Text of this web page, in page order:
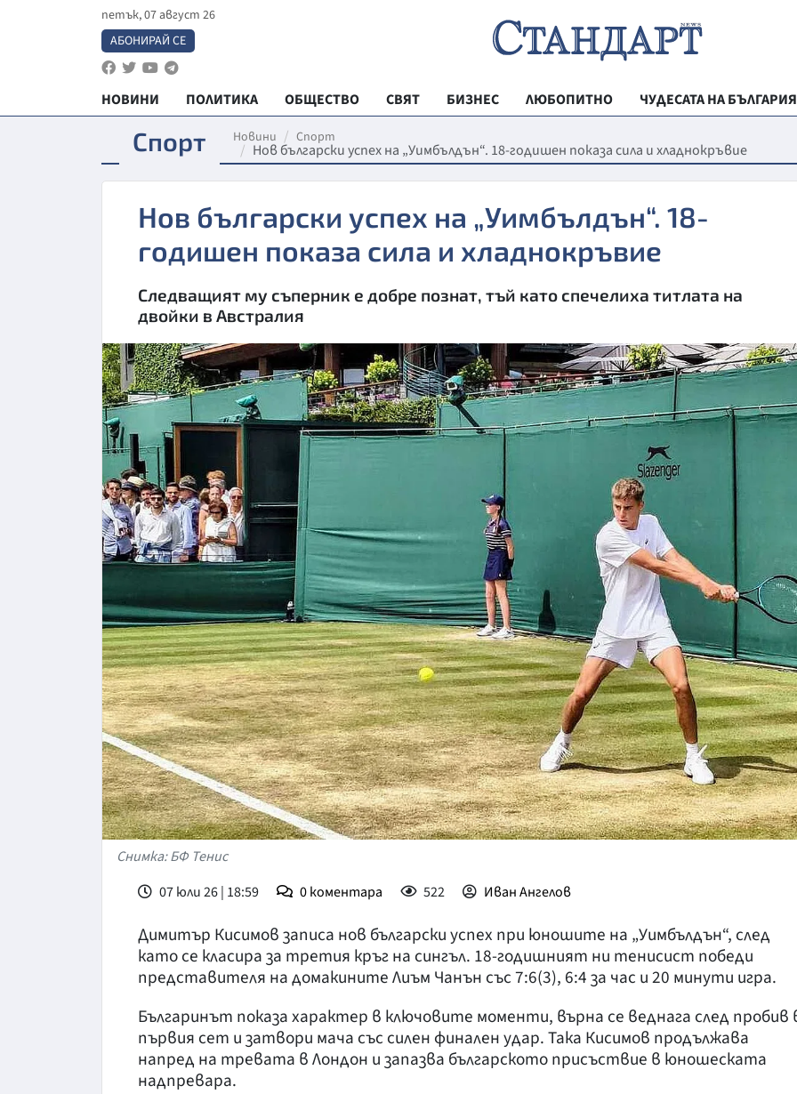
петък, 07 август 26
АБОНИРАЙ СЕ
НОВИНИ ПОЛИТИКА ОБЩЕСТВО СВЯТ БИЗНЕС ЛЮБОПИТНО
ЧУДЕСАТА НА БЪЛГАРИЯ
ВЕСТНИК
МОЯТ ГРАД
ДА!НА
ДА! НА
КУЛТУРА
ПРАВОСЪДИЕ
КРИМИ
ВЯРА
ОБЯВИ
ВОЙНАТА В
ВРЕМЕТО
Спорт Новини Спорт
Нов български успех на „Уимбълдън“. 18-годишен показа сила и хладнокръвие
Нов български успех на „Уимбълдън“. 18-
годишен показа сила и хладнокръвие
Следващият му съперник е добре познат, тъй като спечелиха титлата на
двойки в Австралия
Снимка: БФ Тенис
07 юли 26 | 18:59
0коментара 522 Иван Ангелов
Димитър Кисимов записа нов български успех при юношите на „Уимбълдън“, след
като се класира за третия кръг на сингъл. 18-годишният ни тенисист победи
представителя на домакините Лиъм Чанън със 7:6(3), 6:4 за час и 20 минути игра.
Българинът показа характер в ключовите моменти, върна се веднага след пробив
първия сет и затвори мача със силен финален удар. Така Кисимов продължава
напред на тревата в Лондон и запазва българското присъствие в юношеската
надпревара.